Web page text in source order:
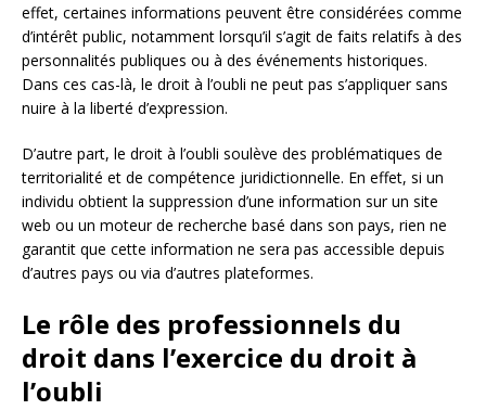
effet, certaines informations peuvent être considérées comme
d’intérêt public, notamment lorsqu’il s’agit de faits relatifs à des
personnalités publiques ou à des événements historiques.
Dans ces cas-là, le droit à l’oubli ne peut pas s’appliquer sans
nuire à la liberté d’expression.
D’autre part, le droit à l’oubli soulève des problématiques de
territorialité et de compétence juridictionnelle. En effet, si un
individu obtient la suppression d’une information sur un site
web ou un moteur de recherche basé dans son pays, rien ne
garantit que cette information ne sera pas accessible depuis
d’autres pays ou via d’autres plateformes.
Le rôle des professionnels du
droit dans l’exercice du droit à
l’oubli